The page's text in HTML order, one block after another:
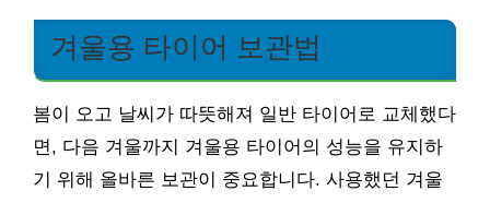
겨울용 타이어 보관법
봄이 오고 날씨가 따뜻해져 일반 타이어로 교체했다
면, 다음 겨울까지 겨울용 타이어의 성능을 유지하
기 위해 올바른 보관이 중요합니다. 사용했던 겨울